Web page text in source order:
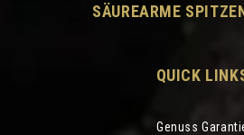
SÄUREARME
QUICK
Genuss